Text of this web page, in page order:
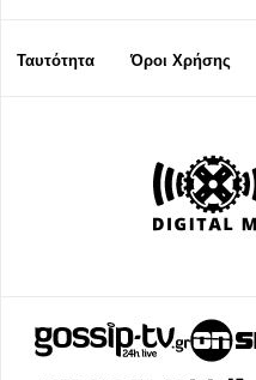
Ταυτότητα Όροι Χρήσης